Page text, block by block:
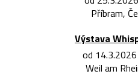
Příbram,
Výstava
od
Weil am